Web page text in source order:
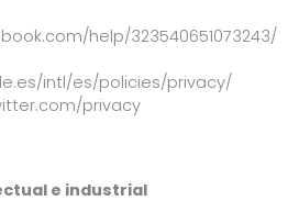
help/323540651073243/
intl/es/policies/privacy/
privacy
e industrial